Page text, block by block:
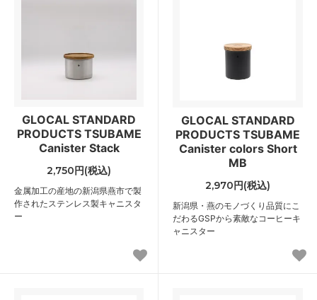
GLOCAL STANDARD
PRODUCTS TSUBAME
Canister Stack
2,750円(税込)
金属加工の産地の新潟県燕市で製
作されたステンレス製キャニスタ
ー
GLOCAL STANDARD
PRODUCTS TSUBAME
Canister colors Short
MB
2,970円(税込)
新潟県・燕のモノづくり品質にこ
だわるGSPから素敵なコーヒーキ
ャニスター